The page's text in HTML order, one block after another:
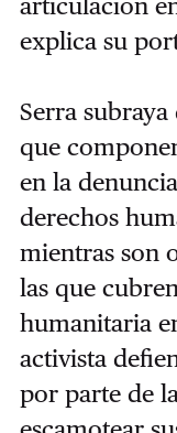
explica su
Serra subraya
que
en la
derechos
mientras son
las que
humanitaria
activista
por parte de